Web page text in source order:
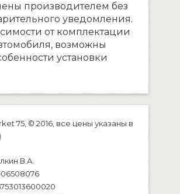
производителем без
уведомления.
от комплектации
возможны
установки
75, © 2016, все цены указаны в
В.А.